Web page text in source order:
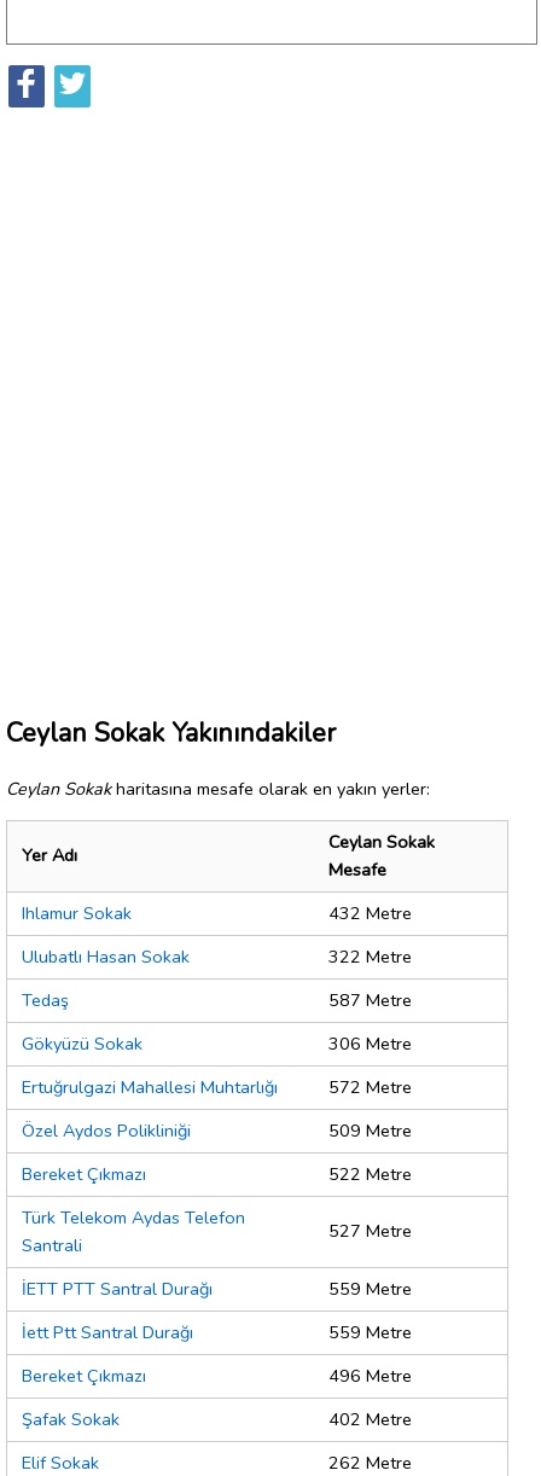
Ceylan Sokak Yakınındakiler
Ceylan Sokakharitasına mesafe olarak en yakın yerler:
Yer Adı
Ceylan Sokak
Mesafe
Ihlamur Sokak
432 Metre
Ulubatlı Hasan Sokak
322 Metre
Tedaş
587 Metre
Gökyüzü Sokak
306 Metre
Ertuğrulgazi Mahallesi Muhtarlığı
572 Metre
Özel Aydos Polikliniği
509 Metre
Bereket Çıkmazı
522 Metre
Türk Telekom Aydas Telefon
Santrali
527 Metre
İETT PTT Santral Durağı
559 Metre
İett Ptt Santral Durağı
559 Metre
Bereket Çıkmazı
496 Metre
Şafak Sokak
402 Metre
Elif Sokak
262 Metre